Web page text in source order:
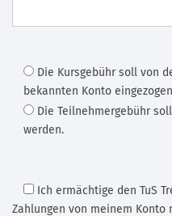
Die Kursgebühr soll von
bekannten Konto
Die Teilnehmergebühr
werden.
Ich ermächtige den TuS
Zahlungen von meinem